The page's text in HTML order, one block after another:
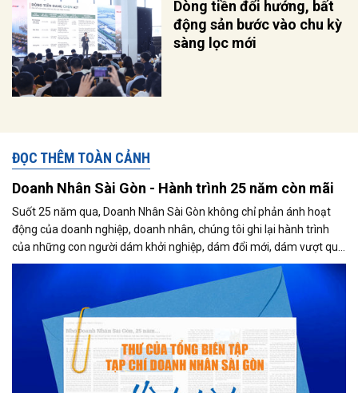
Dòng tiền đổi hướng, bất
động sản bước vào chu kỳ
sàng lọc mới
ĐỌC THÊM TOÀN CẢNH
Doanh Nhân Sài Gòn - Hành trình 25 năm còn mãi
Suốt 25 năm qua, Doanh Nhân Sài Gòn không chỉ phản ánh hoạt
động của doanh nghiệp, doanh nhân, chúng tôi ghi lại hành trình
của những con người dám khởi nghiệp, dám đổi mới, dám vượt qua
thất bại để tạo dựng giá trị cho xã hội...